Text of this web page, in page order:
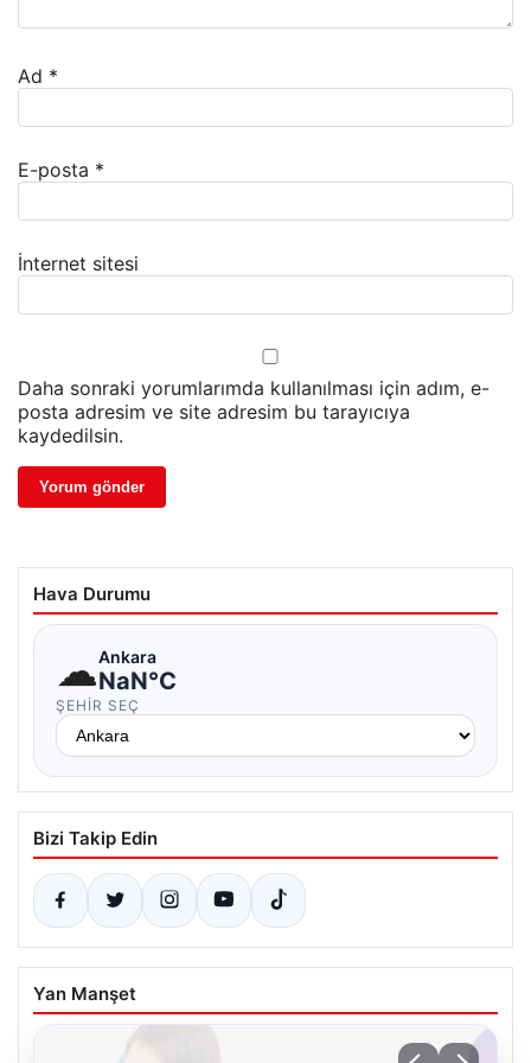
Ad *
E-posta *
İnternet sitesi
Daha sonraki yorumlarımda kullanılması için adım, e-
posta adresim ve site adresim bu tarayıcıya
kaydedilsin.
Hava Durumu
☁Ankara
NaN°C
ŞEHIR SEÇ
Bizi Takip Edin
Yan Manşet